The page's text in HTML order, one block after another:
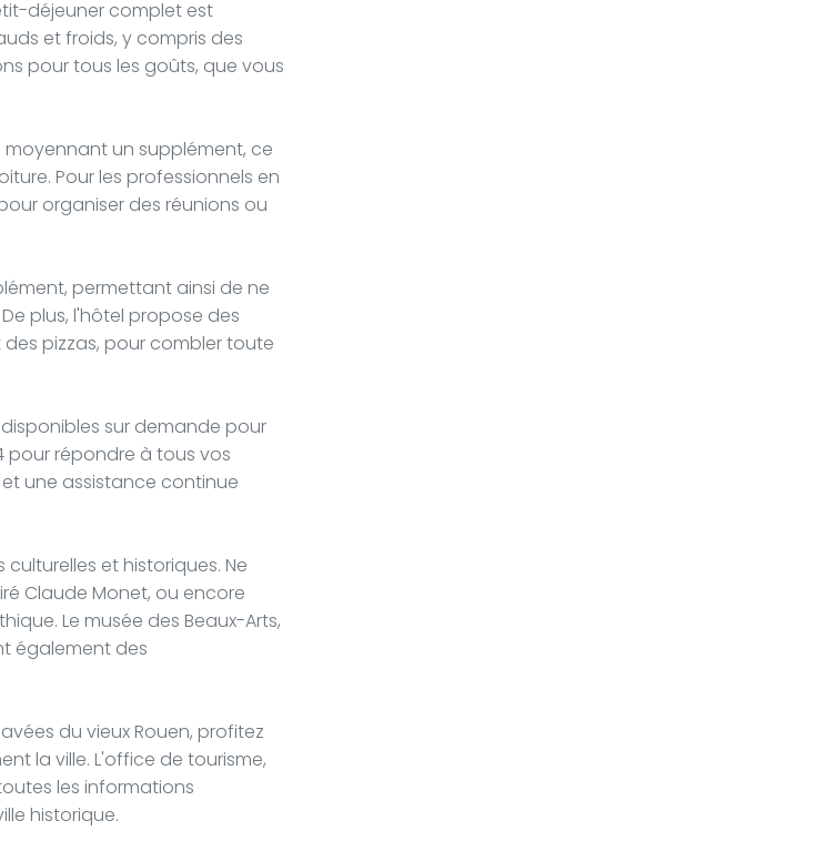
déjeuner complet est
et froids, y compris des
pour tous les goûts, que vous
un supplément, ce
Pour les professionnels en
organiser des réunions ou
permettant ainsi de ne
plus, l'hôtel propose des
pizzas, pour combler toute
sur demande pour
pour répondre à tous vos
une assistance continue
et historiques. Ne
Claude Monet, ou encore
Le musée des Beaux-Arts,
également des
du vieux Rouen, profitez
la ville. L'office de tourisme,
les informations
historique.